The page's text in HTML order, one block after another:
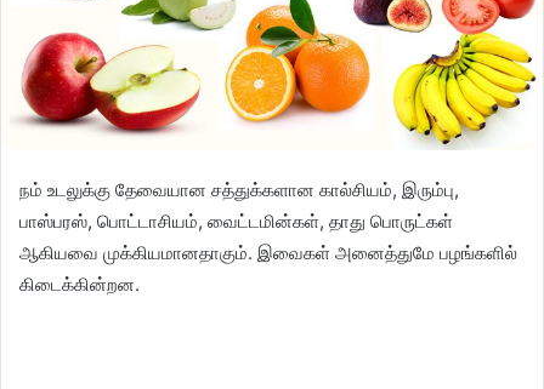
நம் உடலுக்கு தேவையான சத்துக்களான கால்சியம், இரும்பு,
பாஸ்பரஸ், பொட்டாசியம், வைட்டமின்கள், தாது பொருட்கள்
ஆகியவை முக்கியமானதாகும். இவைகள் அனைத்துமே பழங்களில்
கிடைக்கின்றன.